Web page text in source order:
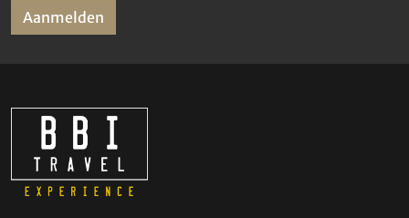
Aanmelden